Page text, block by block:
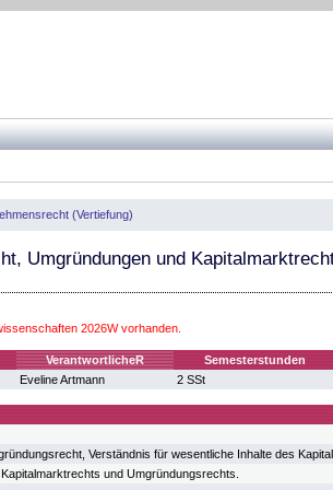
(Vertiefung)
Umgründungen und
2026W vorhanden.
VerantwortlicheR
Semesterstunden
Eveline Artmann 2 SSt
Verständnis für wesentliche Inhalte des
und Umgründungsrechts.